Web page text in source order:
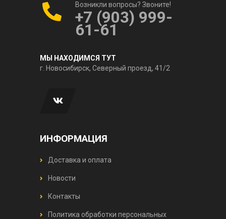
Возникли вопросы? Звоните!
+7 (903) 999-
61-61
МЫ НАХОДИМСЯ ТУТ
г. Новосибирск, Северный проезд, 41/2
ИНФОРМАЦИЯ
Доставка и оплата
Новости
Контакты
Политика обработки персональных